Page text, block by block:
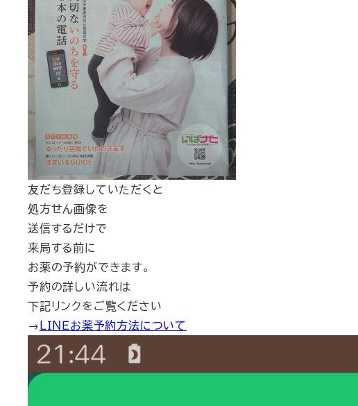
友だち登録していただくと
処方せん画像を
送信するだけで
来局する前に
お薬の予約ができます。
予約の詳しい流れは
下記リンクをご覧ください
→ＬＩＮＥお薬予約方法について